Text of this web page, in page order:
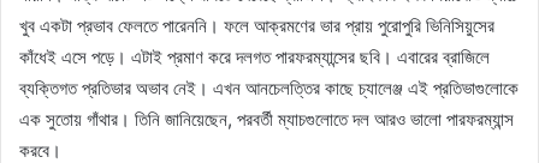
খুব একটা প্রভাব ফেলতে পারেননি। ফলে আক্রমণের ভার প্রায় পুরোপুরি ভিনিসিয়ুসের
কাঁধেই এসে পড়ে। এটাই প্রমাণ করে দলগত পারফরম্যান্সের ছবি। এবারের ব্রাজিলে
ব্যক্তিগত প্রতিভার অভাব নেই। এখন আনচেলত্তির কাছে চ্যালেঞ্জ এই প্রতিভাগুলোকে
এক সুতোয় গাঁথার। তিনি জানিয়েছেন, পরবর্তী ম্যাচগুলোতে দল আরও ভালো পারফরম্যান্স
করবে।